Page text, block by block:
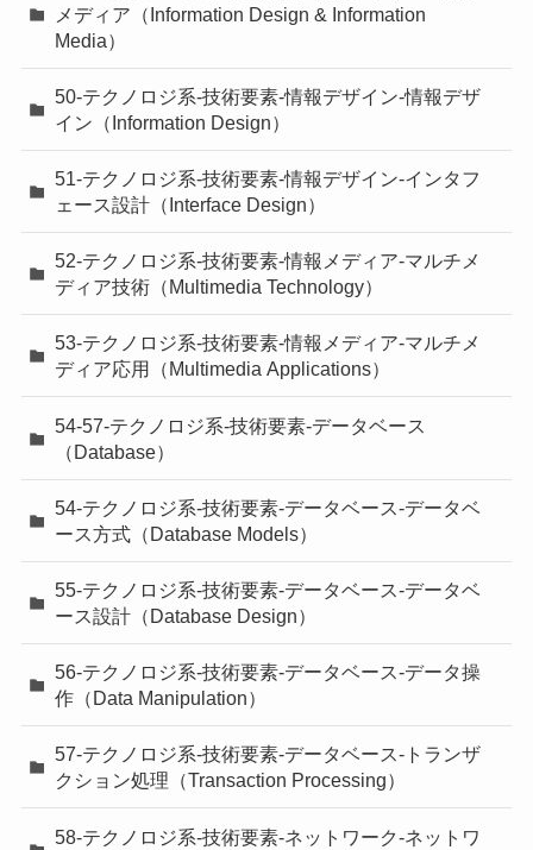
メディア（Information Design & Information
Media）
50-テクノロジ系-技術要素-情報デザイン-情報デザ
イン（Information Design）
51-テクノロジ系-技術要素-情報デザイン-インタフ
ェース設計（Interface Design）
52-テクノロジ系-技術要素-情報メディア-マルチメ
ディア技術（Multimedia Technology）
53-テクノロジ系-技術要素-情報メディア-マルチメ
ディア応用（Multimedia Applications）
54-57-テクノロジ系-技術要素-データベース
（Database）
54-テクノロジ系-技術要素-データベース-データベ
ース方式（Database Models）
55-テクノロジ系-技術要素-データベース-データベ
ース設計（Database Design）
56-テクノロジ系-技術要素-データベース-データ操
作（Data Manipulation）
57-テクノロジ系-技術要素-データベース-トランザ
クション処理（Transaction Processing）
58-テクノロジ系-技術要素-ネットワーク-ネットワ